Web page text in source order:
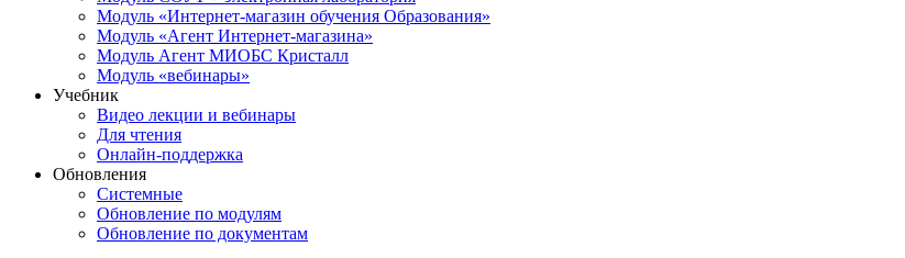
Модуль «Интернет-магазин обучения Образования»
Модуль «Агент Интернет-магазина»
Модуль Агент МИОБС Кристалл
Модуль «вебинары»
Учебник
Видео лекции и вебинары
Для чтения
Онлайн-поддержка
Обновления
Системные
Обновление по модулям
Обновление по документам